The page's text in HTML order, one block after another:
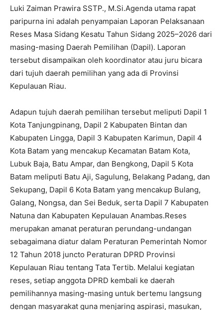
Luki Zaiman Prawira SSTP., M.Si.Agenda utama rapat
paripurna ini adalah penyampaian Laporan Pelaksanaan
Reses Masa Sidang Kesatu Tahun Sidang 2025–2026 dari
masing-masing Daerah Pemilihan (Dapil). Laporan
tersebut disampaikan oleh koordinator atau juru bicara
dari tujuh daerah pemilihan yang ada di Provinsi
Kepulauan Riau.
Adapun tujuh daerah pemilihan tersebut meliputi Dapil 1
Kota Tanjungpinang, Dapil 2 Kabupaten Bintan dan
Kabupaten Lingga, Dapil 3 Kabupaten Karimun, Dapil 4
Kota Batam yang mencakup Kecamatan Batam Kota,
Lubuk Baja, Batu Ampar, dan Bengkong, Dapil 5 Kota
Batam meliputi Batu Aji, Sagulung, Belakang Padang, dan
Sekupang, Dapil 6 Kota Batam yang mencakup Bulang,
Galang, Nongsa, dan Sei Beduk, serta Dapil 7 Kabupaten
Natuna dan Kabupaten Kepulauan Anambas.Reses
merupakan amanat peraturan perundang-undangan
sebagaimana diatur dalam Peraturan Pemerintah Nomor
12 Tahun 2018 juncto Peraturan DPRD Provinsi
Kepulauan Riau tentang Tata Tertib. Melalui kegiatan
reses, setiap anggota DPRD kembali ke daerah
pemilihannya masing-masing untuk bertemu langsung
dengan masyarakat guna menjaring aspirasi, masukan,